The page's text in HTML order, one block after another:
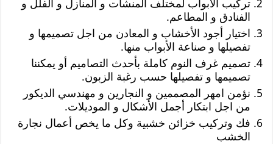
تركيب الأبواب لمختلف المنشآت و المنازل و الفلل و
الفنادق و المطاعم.
اختيار أجود الأخشاب و المعادن من اجل تصميمها و
تفصيلها و صناعة الأبواب منها.
تصميم غرف النوم كاملة بأحدث التصاميم أو يمكننا
تصميمها و تفصيلها حسب رغبة الزبون.
نؤمن امهر المصممين و النجارين و مهندسي الديكور
من اجل ابتكار أجمل الأشكال و الموديلات.
فك وتركيب خزائن خشبية وكل ما يخص أعمال نجارة
الخشب